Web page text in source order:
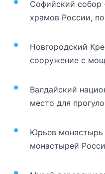
Софийский собор
храмов России,
Новгородский
сооружение с
Валдайский
место для
Юрьев монастырь
монастырей